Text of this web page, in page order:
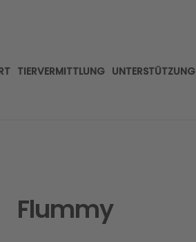
TIERVERMITTLUNG UNTERSTÜTZUNG
Flummy